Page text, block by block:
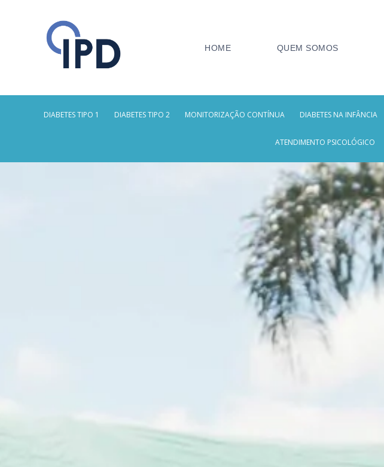
HOME QUEM SOMOS
DIABETES TIPO 1 DIABETES TIPO 2 MONITORIZAÇÃO CONTÍNUA DIABETES NA INFÂNCIA
ATENDIMENTO PSICOLÓGICO